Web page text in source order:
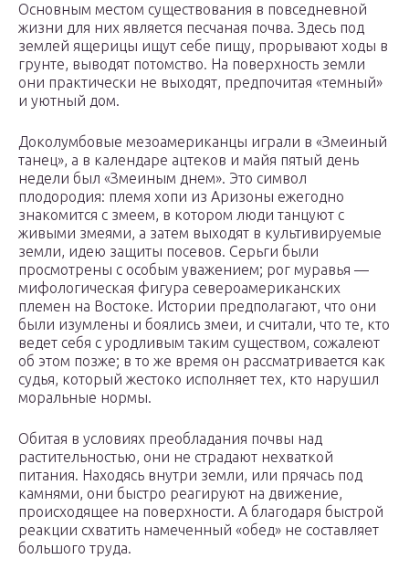
Основным местом существования в повседневной
жизни для них является песчаная почва. Здесь под
землей ящерицы ищут себе пищу, прорывают ходы в
грунте, выводят потомство. На поверхность земли
они практически не выходят, предпочитая «темный»
и уютный дом.
Доколумбовые мезоамериканцы играли в «Змеиный
танец», а в календаре ацтеков и майя пятый день
недели был «Змеиным днем». Это символ
плодородия: племя хопи из Аризоны ежегодно
знакомится с змеем, в котором люди танцуют с
живыми змеями, а затем выходят в культивируемые
земли, идею защиты посевов. Серьги были
просмотрены с особым уважением; рог муравья —
мифологическая фигура североамериканских
племен на Востоке. Истории предполагают, что они
были изумлены и боялись змеи, и считали, что те, кто
ведет себя с уродливым таким существом, сожалеют
об этом позже; в то же время он рассматривается как
судья, который жестоко исполняет тех, кто нарушил
моральные нормы.
Обитая в условиях преобладания почвы над
растительностью, они не страдают нехваткой
питания. Находясь внутри земли, или прячась под
камнями, они быстро реагируют на движение,
происходящее на поверхности. А благодаря быстрой
реакции схватить намеченный «обед» не составляет
большого труда.